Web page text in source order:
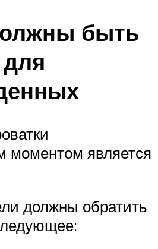
быть
моментом является
должны обратить